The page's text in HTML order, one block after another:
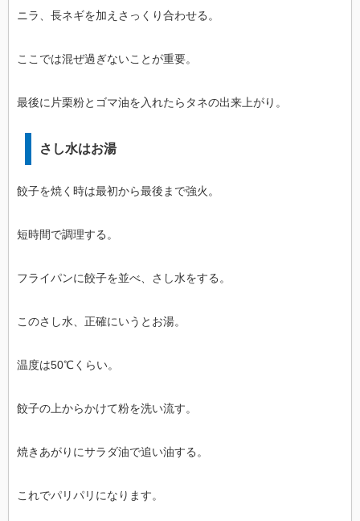
ニラ、長ネギを加えさっくり合わせる。
ここでは混ぜ過ぎないことが重要。
最後に片栗粉とゴマ油を入れたらタネの出来上がり。
さし水はお湯
餃子を焼く時は最初から最後まで強火。
短時間で調理する。
フライパンに餃子を並べ、さし水をする。
このさし水、正確にいうとお湯。
温度は50℃くらい。
餃子の上からかけて粉を洗い流す。
焼きあがりにサラダ油で追い油する。
これでパリパリになります。